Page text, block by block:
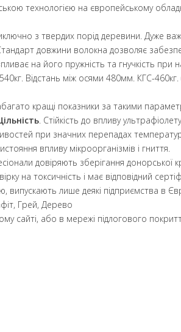
технологією на європейському
з твердих порід деревини. Дуже
довжини волокна дозволяє
на його пружність та гнучкість при
Відстань між осями 480мм. КГС-460кг.
кращі показники за такими
. Стійкість до впливу
при значних перепадах
впливу мікроорганізмів і гниття.
довіряють зберігання донорської
на токсичність і має відповідний
випускають лише деякі підприємства в
Грей, Дерево
сайті, або в мережі підлогового